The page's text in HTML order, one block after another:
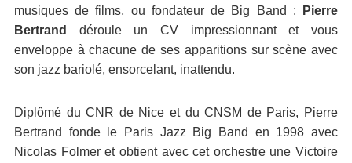
musiques de films, ou fondateur de Big Band :
Pierre
Bertrand
déroule un CV impressionnant et vous
enveloppe à chacune de ses apparitions sur scène avec
son jazz bariolé, ensorcelant, inattendu.
Diplômé du CNR de Nice et du CNSM de Paris, Pierre
Bertrand fonde le Paris Jazz Big Band en 1998 avec
Nicolas Folmer et obtient avec cet orchestre une Victoire